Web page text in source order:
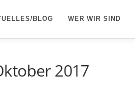
BLOG WER WIR SIND
2017